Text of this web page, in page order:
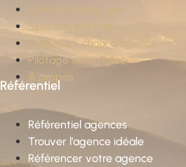
Conseil stratégique
Sparring partner
Conseil en choix d’agence
Pilotage externalisé
À propos
Référentiel
Référentiel agences
Trouver l’agence idéale
Référencer votre agence